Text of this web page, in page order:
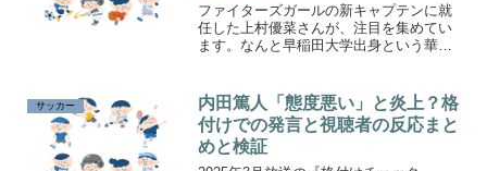
ファイターズガールの新キャプテンに就
任した上村優菜さんが、注目を集めてい
ます。なんと早稲田大学出身という華や
の地位を築いたのか、その魅力とエピソ
ードを徹底解説します。
サッカー
内田篤人「態度悪い」と炎上？格
付けでの発言と視聴者の反応まと
めと検証